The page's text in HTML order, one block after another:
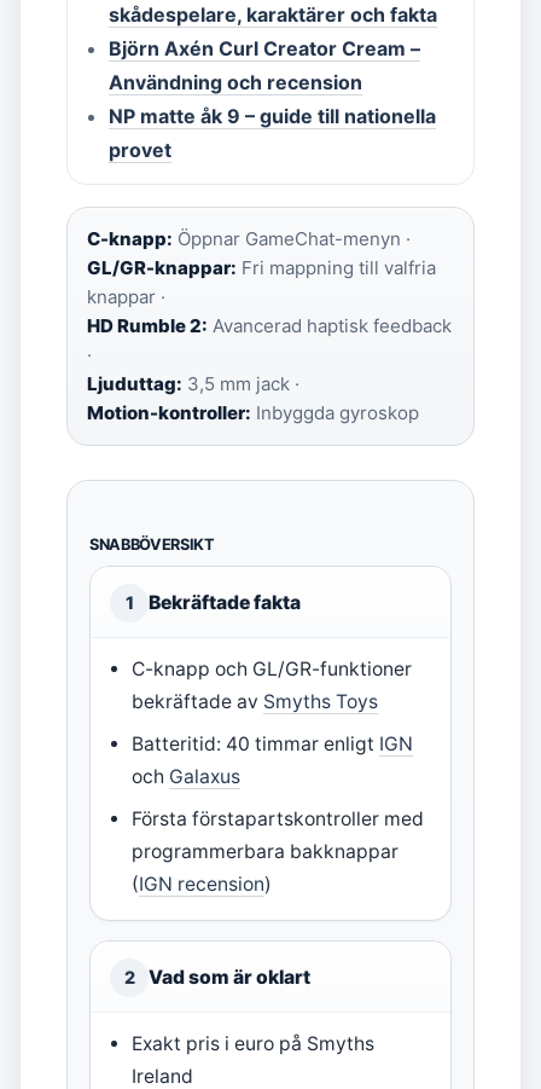
skådespelare, karaktärer och fakta
Björn Axén Curl Creator Cream –
Användning och recension
NP matte åk 9 – guide till nationella
provet
C-knapp: Öppnar GameChat-menyn ·
GL/GR-knappar: Fri mappning till valfria
knappar ·
HD Rumble 2: Avancerad haptisk feedback
·
Ljuduttag: 3,5 mm jack ·
Motion-kontroller: Inbyggda gyroskop
SNABBÖVERSIKT
1 Bekräftade fakta
C-knapp och GL/GR-funktioner
bekräftade av Smyths Toys
Batteritid: 40 timmar enligt IGN
och Galaxus
Första förstapartskontroller med
programmerbara bakknappar
(IGN recension)
2 Vad som är oklart
Exakt pris i euro på Smyths
Ireland